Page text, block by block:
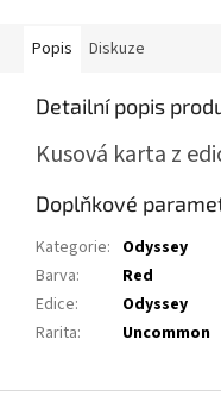
Popis Diskuze
Detailní popis
Kusová karta z
Doplňkové
Kategorie: Odyssey
Barva:
Red
Edice:
Odyssey
Rarita: Uncommon